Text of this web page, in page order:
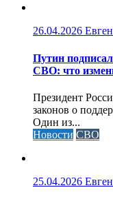
26.04.2026
Путин
СВО: что
Президент
законов о
Один из...
Новости СВО
25.04.2026